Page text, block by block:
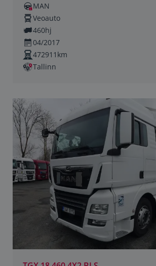
MAN
Veoauto
460hj
04/2017
472911km
Tallinn